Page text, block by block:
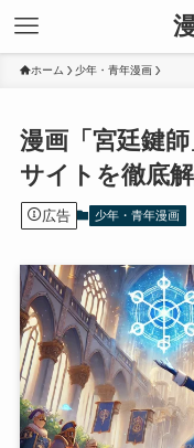
ホーム 少年・青年漫画
漫画「宮廷鍵
サイトを徹底
広告 少年・青年漫画